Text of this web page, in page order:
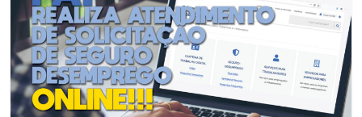
Prefeitura
Estância
Turística
Guaratinguetá